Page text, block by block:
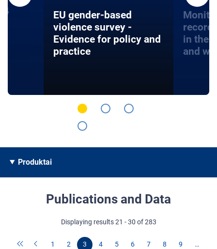
EU gender-based
violence survey -
Evidence for policy and
practice
in the
and
Produktai
Publications and Data
Displaying results 21 - 30 of 283
1 2 3 4 5 6 7 8 9 …